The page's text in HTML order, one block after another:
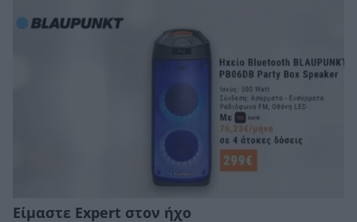
Είμαστε Expert στον ήχο